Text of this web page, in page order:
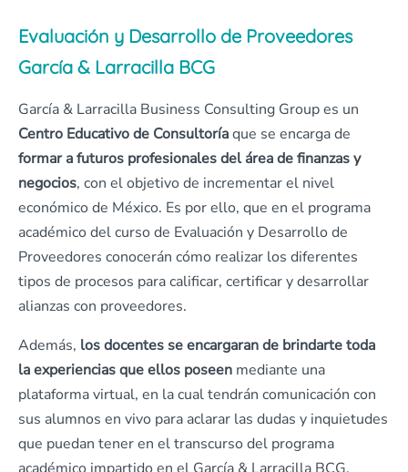
Evaluación y Desarrollo de Proveedores
García & Larracilla BCG
García & Larracilla Business Consulting Group es un
Centro Educativo de Consultoríaque se encarga de
formar a futuros profesionales del área de finanzas y
negocios, con el objetivo de incrementar el nivel
económico de México. Es por ello, que en el programa
académico del curso de Evaluación y Desarrollo de
Proveedores conocerán cómo realizar los diferentes
tipos de procesos para calificar, certificar y desarrollar
alianzas con proveedores.
Además, los docentes se encargaran de brindarte toda
la experiencias que ellos poseen mediante una
plataforma virtual, en la cual tendrán comunicación con
sus alumnos en vivo para aclarar las dudas y inquietudes
que puedan tener en el transcurso del programa